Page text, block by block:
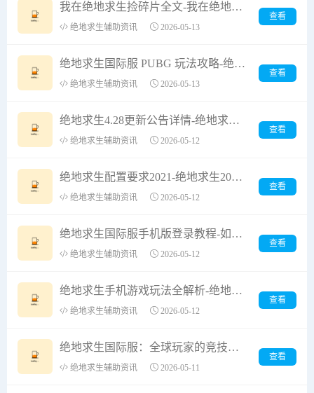
我在绝地求生捡碎片全文-我在绝地求生捡碎片全文阅读与解析
绝地求生辅助资讯 2026-05-13
查看
绝地求生国际服 PUBG 玩法攻略-绝地求生国际服 PUBG 玩家必看的战术指南
绝地求生辅助资讯 2026-05-13
查看
绝地求生4.28更新公告详情-绝地求生4月28日版本更新内容解析
绝地求生辅助资讯 2026-05-12
查看
绝地求生配置要求2021-绝地求生2021最低配置与推荐配置详解
绝地求生辅助资讯 2026-05-12
查看
绝地求生国际服手机版登录教程-如何在手机上登录绝地求生国际服详细步骤
绝地求生辅助资讯 2026-05-12
查看
绝地求生手机游戏玩法全解析-绝地求生手机游戏玩法技巧与攻略
绝地求生辅助资讯 2026-05-12
查看
绝地求生国际服：全球玩家的竞技场-绝地求生国际服最新版本与游戏体验解析
绝地求生辅助资讯 2026-05-11
查看